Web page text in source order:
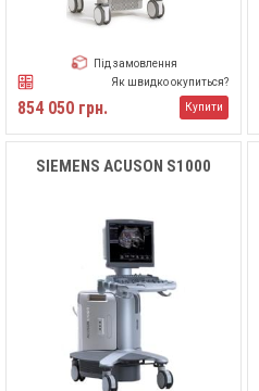
Під замовлення
Як швидко окупиться?
854 050 грн. Купити
SIEMENS ACUSON S1000